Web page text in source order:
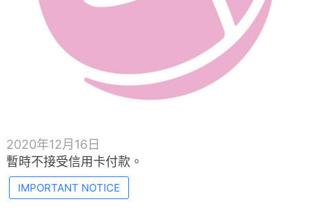
2020年12月16日
暫時不接受信用卡付款。
IMPORTANT NOTICE